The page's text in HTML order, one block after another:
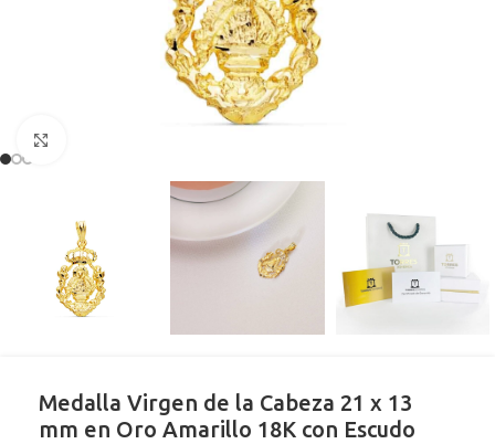
Medalla Virgen de la Cabeza 21 x 13
mm en Oro Amarillo 18K con Escudo